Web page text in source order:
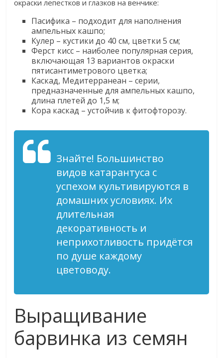
окраски лепестков и глазков на венчике:
Пасифика – подходит для наполнения
ампельных кашпо;
Кулер – кустики до 40 см, цветки 5 см;
Ферст кисс – наиболее популярная серия,
включающая 13 вариантов окраски
пятисантиметрового цветка;
Каскад, Медитерранеан – серии,
предназначенные для ампельных кашпо,
длина плетей до 1,5 м;
Кора каскад – устойчив к фитофторозу.
Знайте! Большинство
видов катарантуса с
успехом культивируются в
домашних условиях. Их
длительная
декоративность и
неприхотливость придётся
по душе каждому
цветоводу.
Выращивание
барвинка из семян